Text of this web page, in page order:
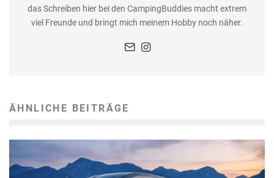
das Schreiben hier bei den CampingBuddies macht extrem
viel Freunde und bringt mich meinem Hobby noch näher.
ÄHNLICHE BEITRÄGE